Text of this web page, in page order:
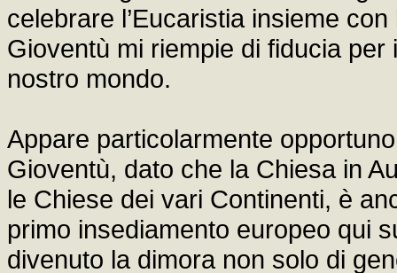
celebrare l’Eucaristia insieme
Gioventù mi riempie di fiducia
nostro mondo.
Appare particolarmente
Gioventù, dato che la Chiesa in
le Chiese dei vari Continenti, è
primo insediamento europeo qui
divenuto la dimora non solo di